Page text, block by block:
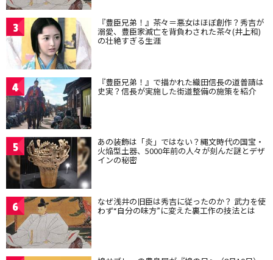
3 『豊臣兄弟！』茶々＝悪女はほぼ創作？秀吉が
溺愛、豊臣家滅亡を背負わされた茶々(井上和)
の壮絶すぎる生涯
4 『豊臣兄弟！』で描かれた織田信長の道普請は
史実？信長が実施した街道整備の施策を紹介
5 あの装飾は「炎」ではない？縄文時代の国宝・
火焔型土器、5000年前の人々が刻んだ謎とデザ
インの秘密
6 なぜ浅井の旧臣は秀吉に従ったのか？ 武力を使
わず“自分の味方”に変えた裏工作の技法とは